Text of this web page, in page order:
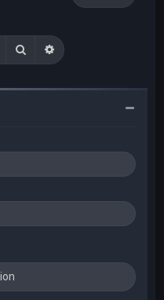
RechercherRecherche avancée